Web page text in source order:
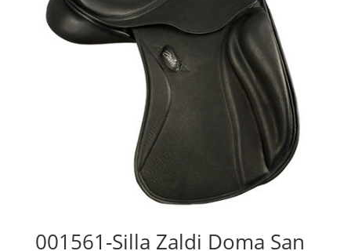
001561-Silla Zaldi Doma San